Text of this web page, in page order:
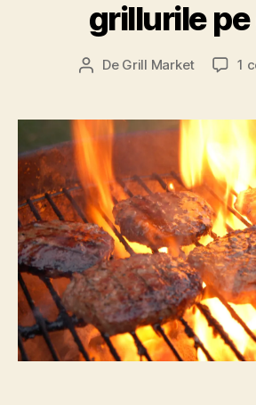
grillurile
Autor
De Grill Market
Dată
articol
e
b
2
0
2
2
1